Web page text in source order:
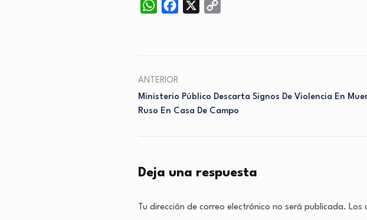
WhatsAppFacebook
ANTERIOR
Ministerio Público Descarta Signos De Violencia En
Ruso En Casa De Campo
Deja una respuesta
Tu dirección de correo electrónico no será publicada. Los